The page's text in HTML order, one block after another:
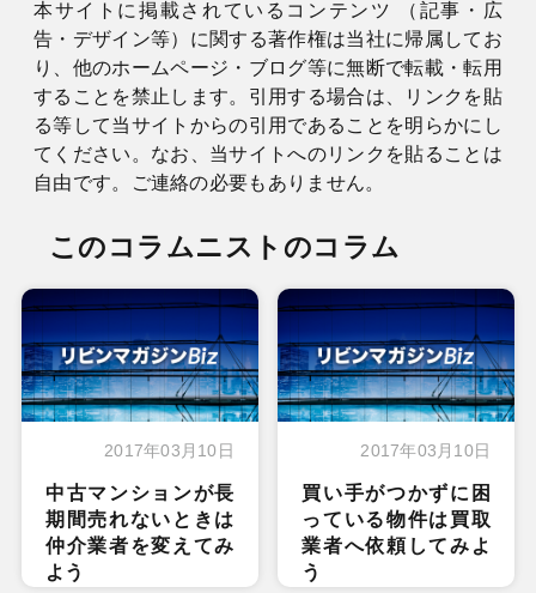
本サイトに掲載されているコンテンツ （記事・広
告・デザイン等）に関する著作権は当社に帰属してお
り、他のホームページ・ブログ等に無断で転載・転用
することを禁止します。引用する場合は、リンクを貼
る等して当サイトからの引用であることを明らかにし
てください。なお、当サイトへのリンクを貼ることは
自由です。ご連絡の必要もありません。
このコラムニストのコラム
2017年03月10日
中古マンションが長
期間売れないときは
仲介業者を変えてみ
よう
2017年03月10日
買い手がつかずに困
っている物件は買取
業者へ依頼してみよ
う